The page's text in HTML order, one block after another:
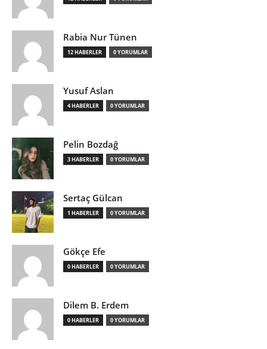
Rabia Nur Tünen
12 HABERLER 0 YORUMLAR
Yusuf Aslan
4 HABERLER 0 YORUMLAR
Pelin Bozdağ
3 HABERLER 0 YORUMLAR
Sertaç Gülcan
1 HABERLER 0 YORUMLAR
Gökçe Efe
0 HABERLER 0 YORUMLAR
Dilem B. Erdem
0 HABERLER 0 YORUMLAR